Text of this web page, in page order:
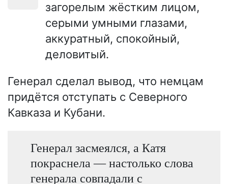
загорелым жёстким лицом,
серыми умными глазами,
аккуратный, спокойный,
деловитый.
Генерал сделал вывод, что немцам
придётся отступать с Северного
Кавказа и Кубани.
Генерал засмеялся, а Катя
покраснела — настолько слова
генерала совпадали с